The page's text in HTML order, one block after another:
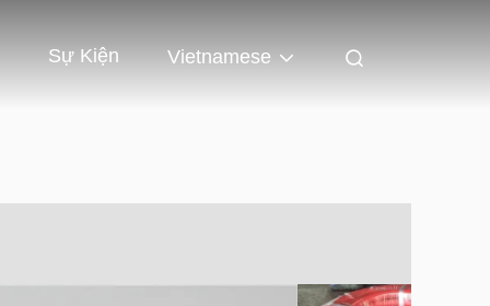
Sự Kiện Vietnamese